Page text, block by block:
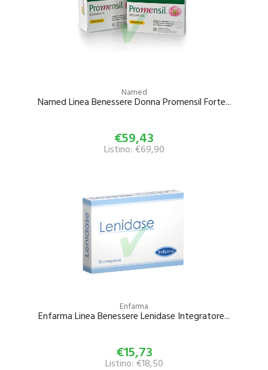
Named
Named Linea Benessere Donna Promensil Forte...
€59,43
Listino: €69,90
Enfarma
Enfarma Linea Benessere Lenidase Integratore...
€15,73
Listino: €18,50